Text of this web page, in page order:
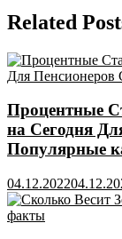
Related
Процентные
на Сегодня
Популярные
04.12.2022